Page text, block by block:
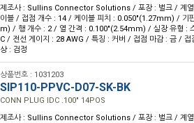
제조사 : Sullins Connector Solutions / 포장 : 벌크 / 계열
이블 / 접점 개수 : 14 / 케이블 피치 : 0.050"(1.27mm) / 기
m) / 행 개수 : 2 / 열 간격 : 0.100"(2.54mm) / 실장 유형 :
C / 전선 게이지 : 28 AWG / 특징 : 커버 / 접점 마감 : 금 / 접
상 : 검정
상품번호 : 1031203
SIP110-PPVC-D07-SK-BK
CONN PLUG IDC .100" 14POS
제조사 : Sullins Connector Solutions / 포장 : 벌크 / 계열